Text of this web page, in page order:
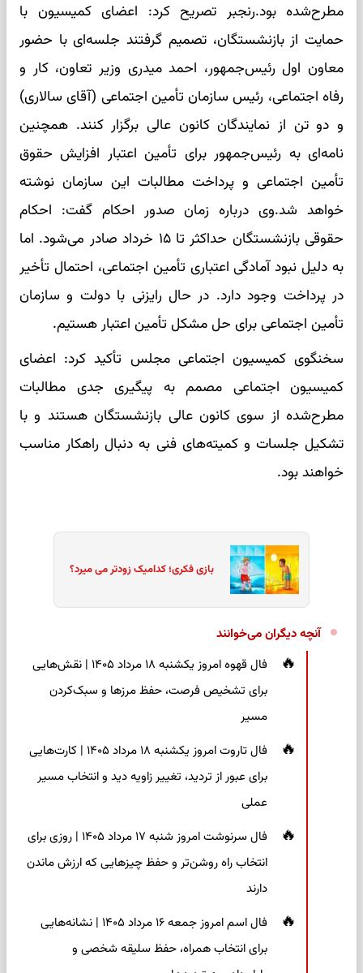
مطرح‌شده بود.رنجبر تصریح کرد: اعضای کمیسیون با
حمایت از بازنشستگان، تصمیم گرفتند جلسه‌ای با حضور
معاون اول رئیس‌جمهور، احمد میدری وزیر تعاون، کار و
رفاه اجتماعی، رئیس سازمان تأمین اجتماعی (آقای سالاری)
و دو تن از نمایندگان کانون عالی برگزار کنند. همچنین
نامه‌ای به رئیس‌جمهور برای تأمین اعتبار افزایش حقوق
تأمین اجتماعی و پرداخت مطالبات این سازمان نوشته
خواهد شد.وی درباره زمان صدور احکام گفت: احکام
حقوقی بازنشستگان حداکثر تا ۱۵ خرداد صادر می‌شود. اما
به دلیل نبود آمادگی اعتباری تأمین اجتماعی، احتمال تأخیر
در پرداخت وجود دارد. در حال رایزنی با دولت و سازمان
تأمین اجتماعی برای حل مشکل تأمین اعتبار هستیم.
سخنگوی کمیسیون اجتماعی مجلس تأکید کرد: اعضای
کمیسیون اجتماعی مصمم به پیگیری جدی مطالبات
مطرح‌شده از سوی کانون عالی بازنشستگان هستند و با
تشکیل جلسات و کمیته‌های فنی به دنبال راهکار مناسب
خواهند بود.
بازی فکری؛ کدامیک زودتر می میرد؟
آنچه دیگران می‌خوانند
فال قهوه امروز یکشنبه ۱۸ مرداد ۱۴۰۵ | نقش‌هایی
برای تشخیص فرصت، حفظ مرزها و سبک‌کردن
مسیر
فال تاروت امروز یکشنبه ۱۸ مرداد ۱۴۰۵ | کارت‌هایی
برای عبور از تردید، تغییر زاویه دید و انتخاب مسیر
عملی
فال سرنوشت امروز شنبه ۱۷ مرداد ۱۴۰۵ | روزی برای
انتخاب راه روشن‌تر و حفظ چیزهایی که ارزش ماندن
دارند
فال اسم امروز جمعه ۱۶ مرداد ۱۴۰۵ | نشانه‌هایی
برای انتخاب همراه، حفظ سلیقه شخصی و